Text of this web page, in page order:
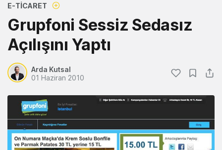
E-TICARET
Grupfoni Sessiz Sedasız
Açılışını Yaptı
Arda Kutsal
01 Haziran 2010